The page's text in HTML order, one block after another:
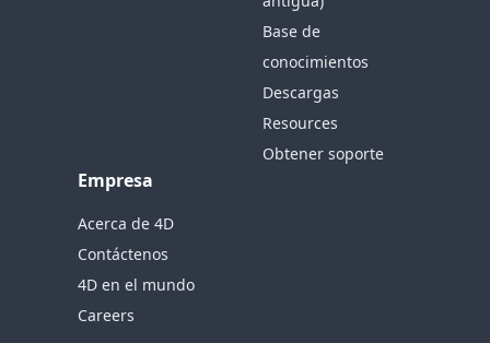
Base de
conocimientos
Descargas
Resources
Obtener soporte
Empresa
Acerca de 4D
Contáctenos
4D en el mundo
Careers